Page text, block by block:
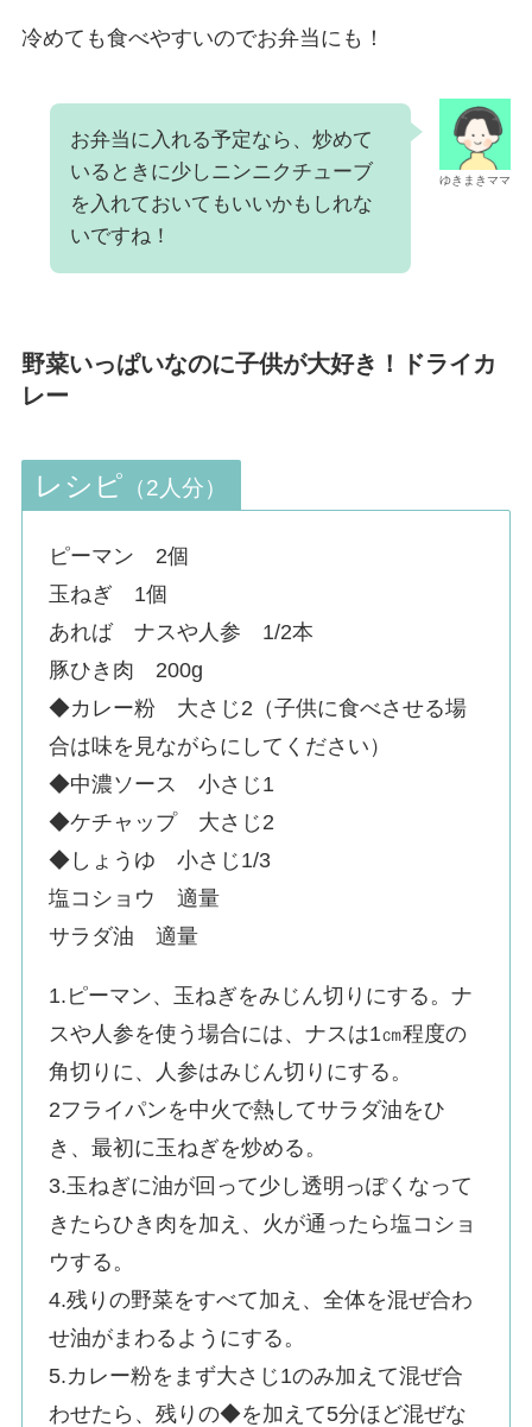
冷めても食べやすいのでお弁当にも！
ゆきまきママ
お弁当に入れる予定なら、炒めて
いるときに少しニンニクチューブ
を入れておいてもいいかもしれな
いですね！
野菜いっぱいなのに子供が大好き！ドライカ
レー
レシピ （2人分）
ピーマン 2個
玉ねぎ 1個
あれば ナスや人参 1/2本
豚ひき肉 200g
◆カレー粉 大さじ2（子供に食べさせる場
合は味を見ながらにしてください）
◆中濃ソース 小さじ1
◆ケチャップ 大さじ2
◆しょうゆ 小さじ1/3
塩コショウ 適量
サラダ油 適量
1.ピーマン、玉ねぎをみじん切りにする。ナ
スや人参を使う場合には、ナスは1㎝程度の
角切りに、人参はみじん切りにする。
2フライパンを中火で熱してサラダ油をひ
き、最初に玉ねぎを炒める。
3.玉ねぎに油が回って少し透明っぽくなって
きたらひき肉を加え、火が通ったら塩コショ
ウする。
4.残りの野菜をすべて加え、全体を混ぜ合わ
せ油がまわるようにする。
5.カレー粉をまず大さじ1のみ加えて混ぜ合
わせたら、残りの◆を加えて5分ほど混ぜな